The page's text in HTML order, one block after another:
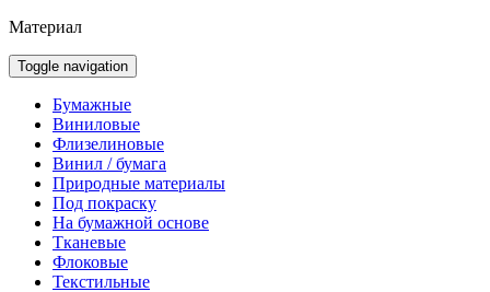
Материал
Toggle navigation
Бумажные
Виниловые
Флизелиновые
Винил / бумага
Природные материалы
Под покраску
На бумажной основе
Тканевые
Флоковые
Текстильные